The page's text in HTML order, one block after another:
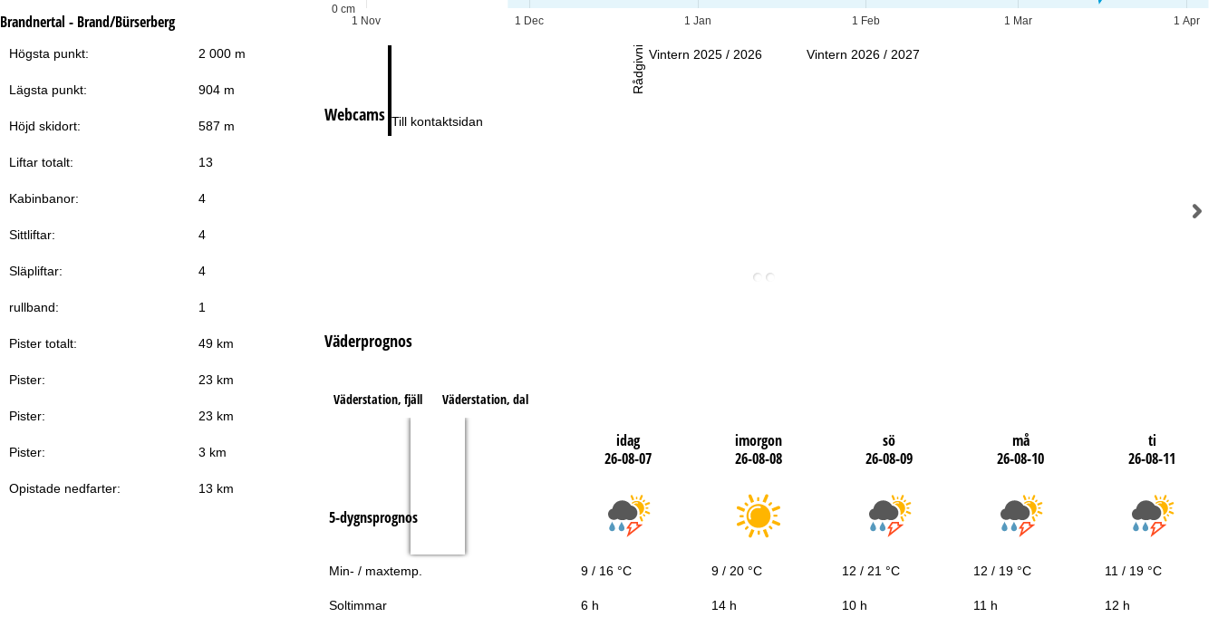
Till kontaktsidan
Rådgivning
Brandnertal - Brand/Bürserberg
Högsta punkt: 2 000 m
Lägsta punkt: 904 m
Höjd skidort: 587 m
Liftar totalt: 13
Kabinbanor: 4
Sittliftar: 4
Släpliftar: 4
rullband: 1
Pister totalt: 49 km
Pister: 23 km
Pister: 23 km
Pister: 3 km
Opistade nedfarter: 13 km
1 Nov 1 Dec 1 Jan 1 Feb 1 Mar 1 Apr
0 cm
Vintern 2025 / 2026 Vintern 2026 / 2027
Webcams
Väderprognos
Väderstation, fjäll Väderstation, dal
idag
26-08-07
imorgon
26-08-08
sö
26-08-09
må
26-08-10
ti
26-08-11
5-dygnsprognos
Min- / maxtemp. 9 / 16 °C 9 / 20 °C 12 / 21 °C 12 / 19 °C 11 / 19 °C
Soltimmar 6 h 14 h 10 h 11 h 12 h